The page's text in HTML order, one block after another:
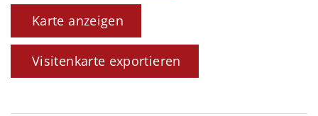
Karte anzeigen
Visitenkarte exportieren